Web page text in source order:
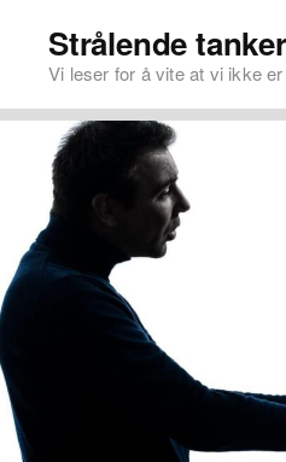
Strålende tanker
Vi leser for å vite at vi ikke